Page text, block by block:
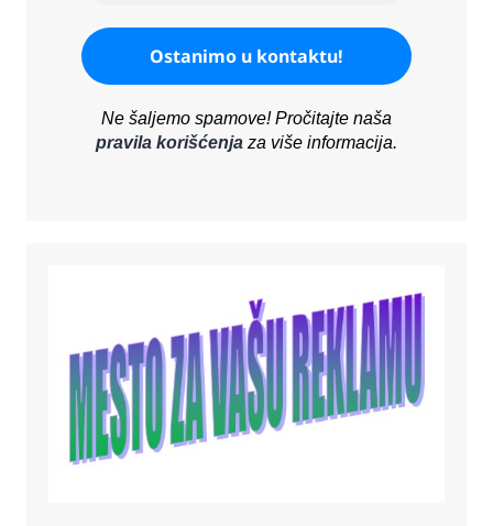
Ne šaljemo spamove! Pročitajte naša
pravila korišćenjaza više informacija.